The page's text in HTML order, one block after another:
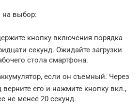
на выбор:
кнопку включения порядка
секунд. Ожидайте загрузки
стола смартфона.
если он съемный. Через
верните его и нажмите кнопку вкл.,
не менее 20 секунд.